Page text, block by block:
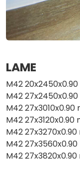
LAME
M42
M42
M42 27x3010x0.90
M42 27x3120x0.90
M42
M42
M42